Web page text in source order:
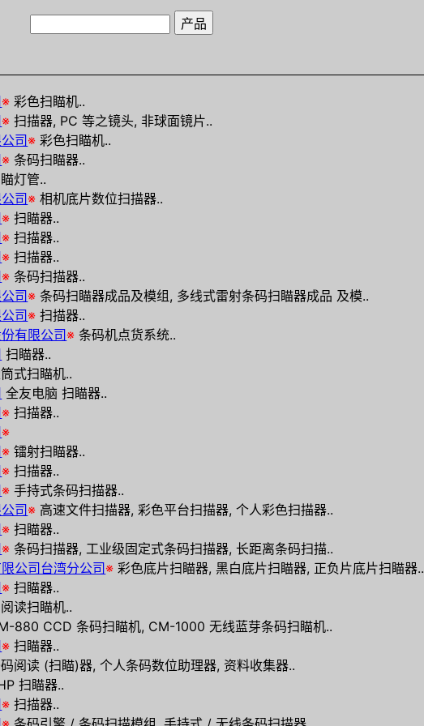
※彩色扫瞄机..
※扫描器, PC 等之镜头, 非球面镜片..
司 ※彩色扫瞄机..
※条码扫瞄器..
灯管..
司 ※相机底片数位扫描器..
※扫瞄器..
※扫描器..
※扫描器..
※条码扫描器..
司 ※条码扫瞄器成品及模组, 多线式雷射条码扫瞄器成品 及模..
司 ※扫描器..
有限公司 ※条码机点货系统..
扫瞄器..
式扫瞄机..
全友电脑 扫瞄器..
※扫描器..
※
※镭射扫瞄器..
※扫描器..
※手持式条码扫描器..
司 ※ 高速文件扫描器, 彩色平台扫描器, 个人彩色扫描器..
※扫瞄器..
※条码扫描器, 工业级固定式条码扫描器, 长距离条码扫描..
公司台湾分公司※彩色底片扫瞄器, 黑白底片扫瞄器, 正负片底片扫瞄器..
※扫瞄器..
读扫瞄机..
880 CCD 条码扫瞄机, CM-1000 无线蓝芽条码扫瞄机..
※扫瞄器..
阅读 (扫瞄)器, 个人条码数位助理器, 资料收集器..
扫瞄器..
※扫描器..